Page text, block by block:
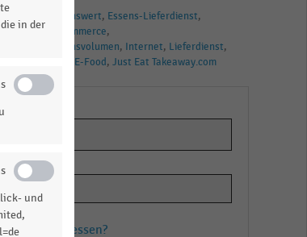
Essens-Lieferdienst
E-Commerce
Bruttotransaktionsvolumen Internet Lieferdienst
E-Food Just Eat Takeaway.com
vergessen?
in der
und